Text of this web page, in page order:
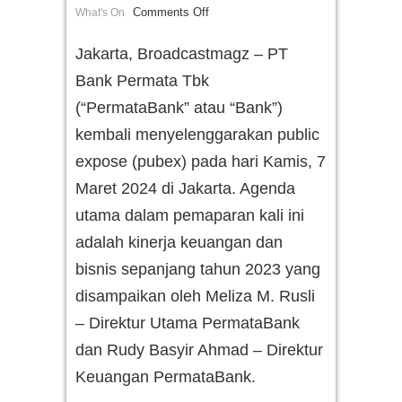
What's On Comments Off
Jakarta, Broadcastmagz – PT
Bank Permata Tbk
(“PermataBank” atau “Bank”)
kembali menyelenggarakan public
expose (pubex) pada hari Kamis, 7
Maret 2024 di Jakarta. Agenda
utama dalam pemaparan kali ini
adalah kinerja keuangan dan
bisnis sepanjang tahun 2023 yang
disampaikan oleh Meliza M. Rusli
– Direktur Utama PermataBank
dan Rudy Basyir Ahmad – Direktur
Keuangan PermataBank.